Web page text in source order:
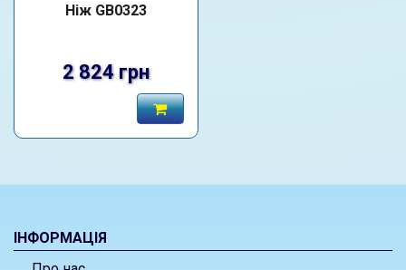
Ніж GB0323
2 824 грн
ІНФОРМАЦІЯ